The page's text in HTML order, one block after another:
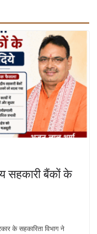
सहकारी बैंकों के
के सहकारिता विभाग ने